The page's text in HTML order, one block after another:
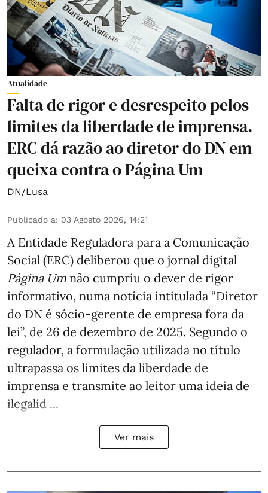
Atualidade
Falta de rigor e desrespeito pelos
limites da liberdade de imprensa.
ERC dá razão ao diretor do DN em
queixa contra o Página Um
DN/Lusa
Publicado a: 03 Agosto 2026, 14:21
A Entidade Reguladora para a Comunicação
Social (ERC) deliberou que o jornal digital
Página Um não cumpriu o dever de rigor
informativo, numa notícia intitulada “Diretor
do DN é sócio‑gerente de empresa fora da
lei”, de 26 de dezembro de 2025. Segundo o
regulador, a formulação utilizada no título
ultrapassa os limites da liberdade de
imprensa e transmite ao leitor uma ideia de
ilegalid ...
Ver mais